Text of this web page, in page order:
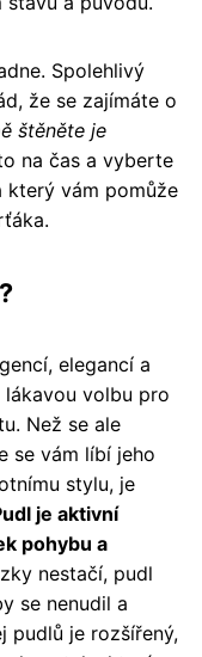
Spolehlivý
že se zajímáte o
štěněte je
na čas a vyberte
který vám pomůže
elegancí a
volbu pro
Než se ale
se vám líbí jeho
stylu, je
je aktivní
pohybu a
nestačí, pudl
se nenudil a
pudlů je rozšířený,